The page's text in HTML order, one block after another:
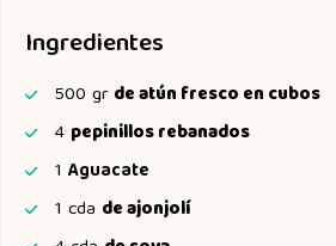
Ingredientes
500 gr de atún fresco en cubos
4 pepinillos rebanados
1 Aguacate
1 cda de ajonjolí